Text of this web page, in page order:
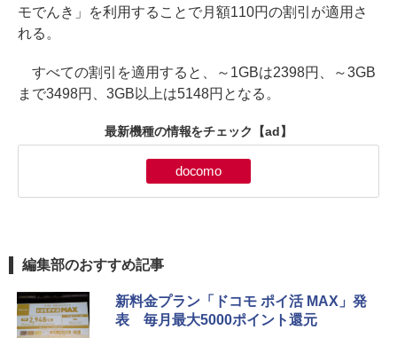
モでんき」を利用することで月額110円の割引が適用さ
れる。
すべての割引を適用すると、～1GBは2398円、～3GB
まで3498円、3GB以上は5148円となる。
最新機種の情報をチェック 【ad】
docomo
編集部のおすすめ記事
新料金プラン「ドコモ ポイ活 MAX」発
表 毎月最大5000ポイント還元